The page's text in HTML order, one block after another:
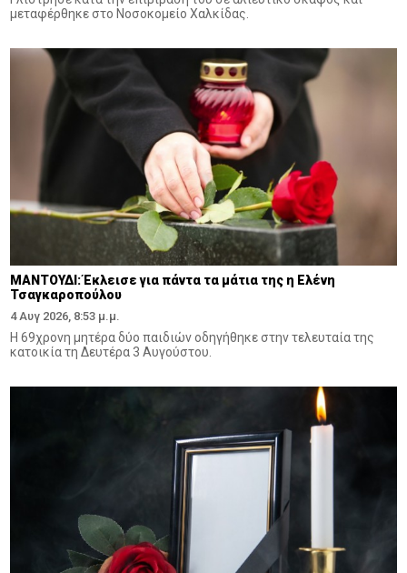
μεταφέρθηκε στο Νοσοκομείο Χαλκίδας.
ΜΑΝΤΟΥΔΙ: Έκλεισε για πάντα τα μάτια της η Ελένη
Τσαγκαροπούλου
4 Αυγ 2026, 8:53 μ.μ.
Η 69χρονη μητέρα δύο παιδιών οδηγήθηκε στην τελευταία της
κατοικία τη Δευτέρα 3 Αυγούστου.